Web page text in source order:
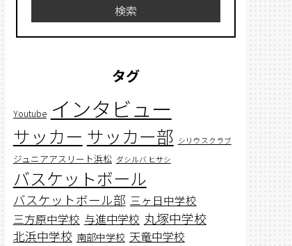
検索
タグ
Youtube インタビュー
サッカー サッカー部 シリウスクラブ
ジュニアアスリート浜松 ダシルバ ヒサシ
バスケットボール
バスケットボール部 三ヶ日中学校
三方原中学校 与進中学校 丸塚中学校
北浜中学校 南部中学校 天竜中学校